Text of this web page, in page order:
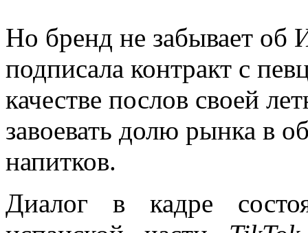
Но бренд не забывает
подписала контракт с
качестве послов своей
завоевать долю рынка в
напитков.
Диалог в кадре